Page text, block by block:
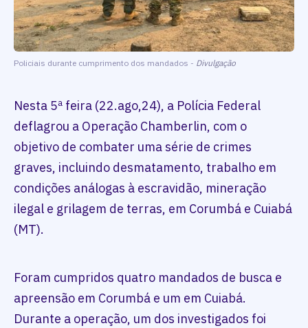
Policiais durante cumprimento dos mandados - Divulgação
Nesta 5ª feira (22.ago,24), a Polícia Federal
deflagrou a Operação Chamberlin, com o
objetivo de combater uma série de crimes
graves, incluindo desmatamento, trabalho em
condições análogas à escravidão, mineração
ilegal e grilagem de terras, em Corumbá e Cuiabá
(MT).
Foram cumpridos quatro mandados de busca e
apreensão em Corumbá e um em Cuiabá.
Durante a operação, um dos investigados foi